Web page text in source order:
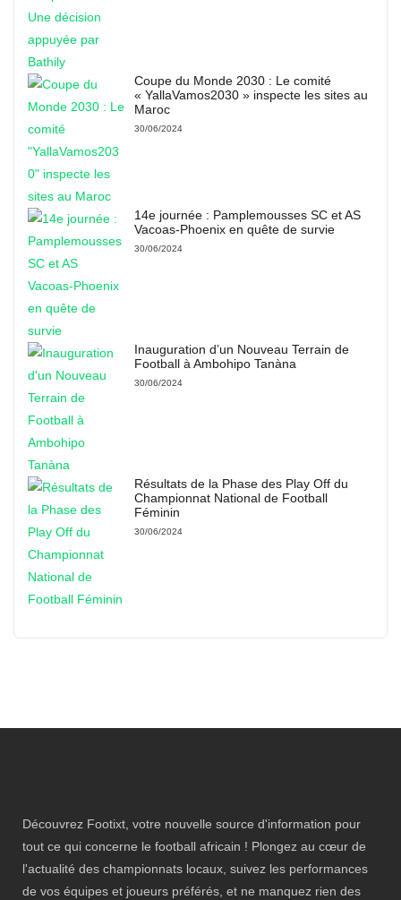
Coupe du Monde 2030 : Le comité
« YallaVamos2030 » inspecte les sites au
Maroc
30/06/2024
14e journée : Pamplemousses SC et AS
Vacoas-Phoenix en quête de survie
30/06/2024
Inauguration d’un Nouveau Terrain de
Football à Ambohipo Tanàna
30/06/2024
Résultats de la Phase des Play Off du
Championnat National de Football
Féminin
30/06/2024
Découvrez Footixt, votre nouvelle source d'information pour
tout ce qui concerne le football africain ! Plongez au cœur de
l'actualité des championnats locaux, suivez les performances
de vos équipes et joueurs préférés, et ne manquez rien des